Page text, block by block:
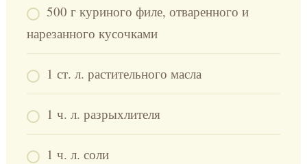
500 г куриного филе, отваренного и
нарезанного кусочками
1 ст. л. растительного масла
1 ч. л. разрыхлителя
1 ч. л. соли